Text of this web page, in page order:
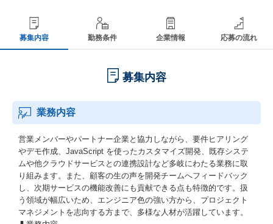
募集内容 勤務条件 企業情報 応募の流れ
募集内容
業務内容
営業メンバーやパートナー企業と協力しながら、要件ヒアリング
やデモ作成、JavaScript を使ったカスタマイズ開発、既存システ
ムや他クラウドサービスとの連携設計など多岐にわたる業務に取
り組みます。また、顧客の生の声を開発チームへフィードバック
し、次期サービスの機能改善にも貢献できる点も特徴的です。扱
う領域が幅広いため、エンジニア色の強い方から、プロジェクト
マネジメントを志向する方まで、多様な人材が活躍しています。